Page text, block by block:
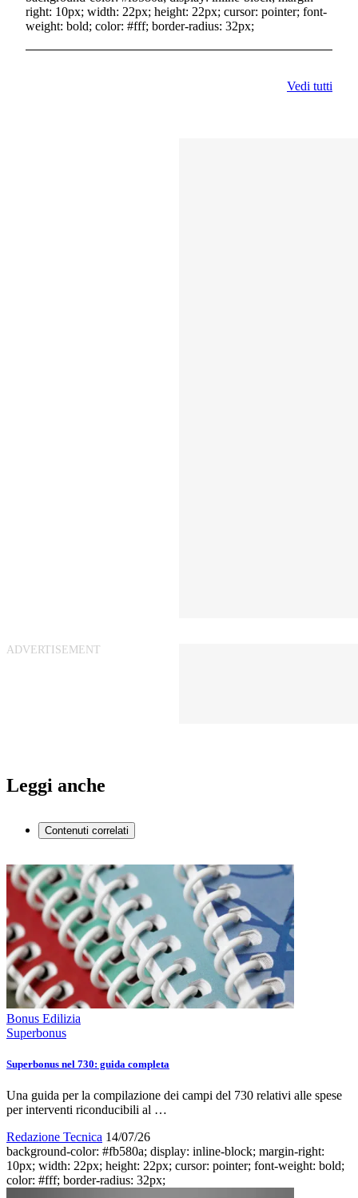
right: 10px; width: 22px; height: 22px; cursor: pointer; font-
weight: bold; color: #fff; border-radius: 32px;
Vedi tutti
Leggi anche
Contenuti correlati
Bonus Edilizia
Superbonus
Superbonus nel 730: guida completa
Una guida per la compilazione dei campi del 730 relativi alle spese
per interventi riconducibili al …
Redazione Tecnica 14/07/26
background-color: #fb580a; display: inline-block; margin-right:
10px; width: 22px; height: 22px; cursor: pointer; font-weight: bold;
color: #fff; border-radius: 32px;